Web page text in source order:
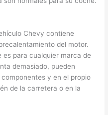
Chevy contiene
del motor.
es para cualquier marca de
demasiado, pueden
y en el propio
de la carretera o en la